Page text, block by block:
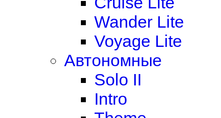
Wander Lite
Voyage Lite
Автономные
Solo II
Intro